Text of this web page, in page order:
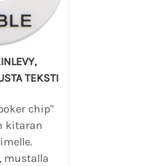
TEKSTI
chip"
kitaran
mustalla